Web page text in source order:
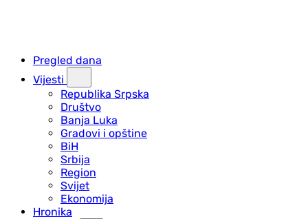
Pregled dana
Vijesti
Republika Srpska
Društvo
Banja Luka
Gradovi i opštine
BiH
Srbija
Region
Svijet
Ekonomija
Hronika